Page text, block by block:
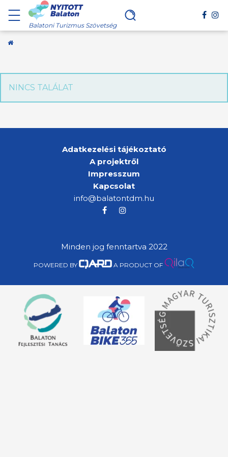
Balatoni Turizmus Szövetség
Kezdőoldal
NINCS TALÁLAT
Adatkezelési tájékoztató
A projektről
Impresszum
Kapcsolat
info@balatontdm.hu
Minden jog fenntartva 2022
POWERED BY A PRODUCT OF